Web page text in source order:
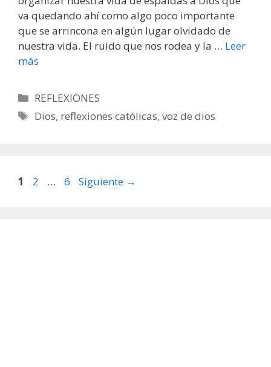
va quedando ahí como algo poco importante
que se arrincona en algún lugar olvidado de
nuestra vida. El ruido que nos rodea y la … Leer
más
Categorías
REFLEXIONES
Etiquetas
Dios, reflexiones católicas,voz de dios
Página
1 Página
2 … Página
6 Siguiente →